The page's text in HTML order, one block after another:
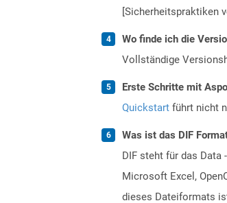
[Sicherheitspraktiken
Wo finde ich die
Vollständige
Erste Schritte mit
Quickstart führt nicht
Was ist das DIF
DIF steht für das Data
Microsoft Excel,
dieses Dateiformats